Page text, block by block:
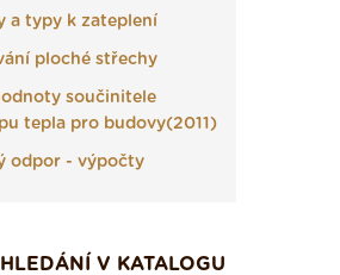
a typy k zateplení
ploché střechy
součinitele
tepla pro budovy(2011)
odpor - výpočty
V KATALOGU